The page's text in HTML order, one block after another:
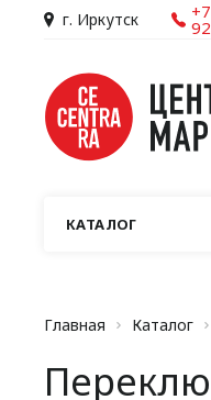
г. Иркутск
КАТАЛОГ
Главная Каталог